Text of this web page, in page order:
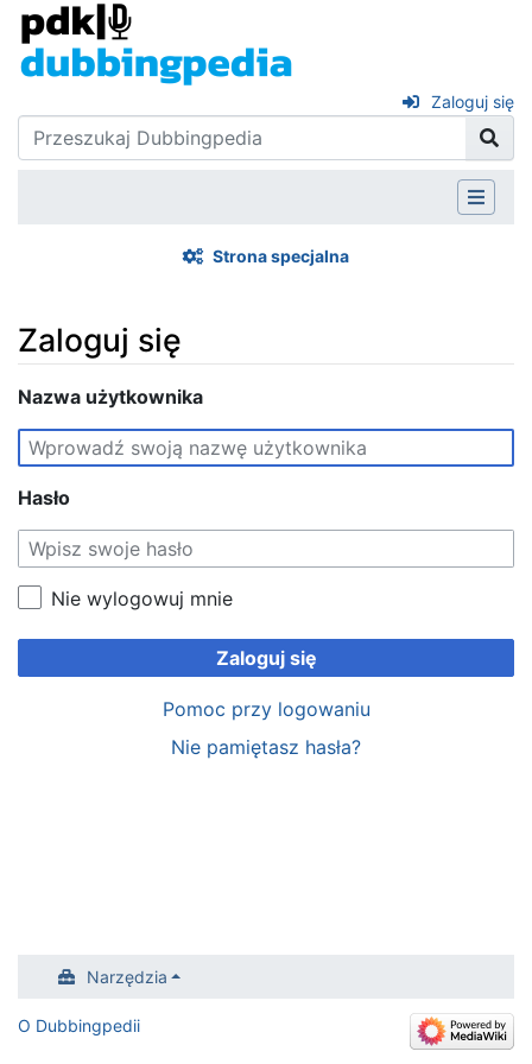
Zaloguj się
Strona specjalna
Zaloguj się
Skocz do:nawigacja,
Nazwa użytkownika
Hasło
Nie wylogowuj mnie
Zaloguj się
Pomoc przy logowaniu
Nie pamiętasz hasła?
Narzędzia
O Dubbingpedii